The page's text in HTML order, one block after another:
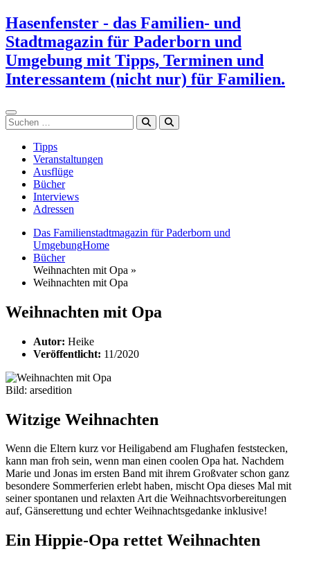
Zum
Inhalt
springen
Hasenfenster - das Familien- und
Stadtmagazin für Paderborn und
Umgebung mit Tipps, Terminen und
Interessantem (nicht nur) für Familien.
Suchen
Tipps
Veranstaltungen
Ausflüge
Bücher
Interviews
Adressen
Das Familienstadtmagazin für Paderborn und
UmgebungHome
Bücher
Weihnachten mit Opa »
Weihnachten mit Opa
Weihnachten mit Opa
Autor: Heike
Veröffentlicht: 11/2020
Bild: arsedition
Witzige Weihnachten
Wenn die Eltern kurz vor Heiligabend am Flughafen feststecken,
kann man froh sein, wenn man einen coolen Opa hat. Nachdem
Marie und Jonas im ersten Band mit ihrem Großvater schon ganz
besondere Sommerferien erlebt haben, mischt Opa dieses Mal mit
seiner spontanen und relaxten Art die Weihnachtsvorbereitungen
auf, Gänserettung und echter Weihnachtsgedanke inklusive!
Ein Hippie-Opa rettet Weihnachten